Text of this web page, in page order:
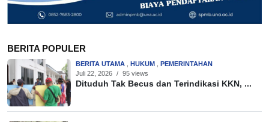
BERITA POPULER
BERITA UTAMA HUKUM
PEMERINTAHAN
Juli 22, 2026 / 95 views
Dituduh Tak Becus dan Terindikasi KKN, ...